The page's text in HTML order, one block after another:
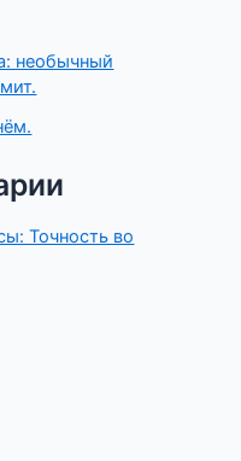
необычный
Точность во